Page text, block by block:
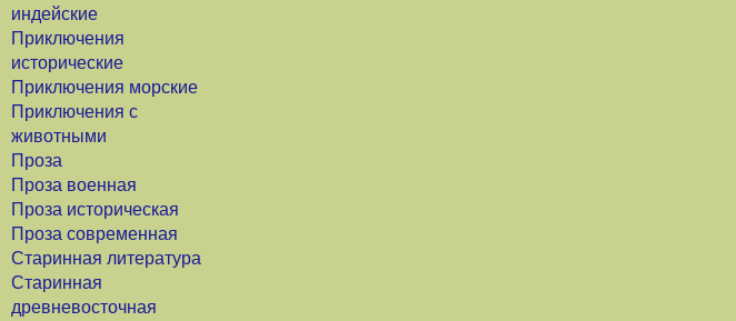
индейские
Приключения
исторические
Приключения морские
Приключения с
животными
Проза
Проза военная
Проза историческая
Проза современная
Старинная литература
Старинная
древневосточная